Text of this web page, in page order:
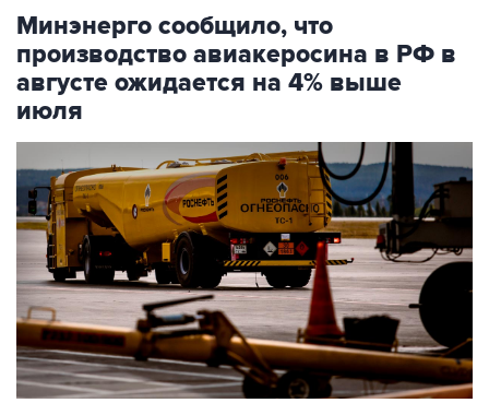
Минэнерго сообщило, что
производство авиакеросина в РФ в
августе ожидается на 4% выше
июля